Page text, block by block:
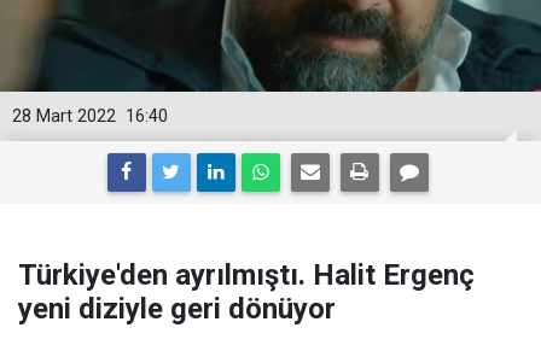
16:40
28 Mart 2022
Türkiye'den ayrılmıştı. Halit Ergenç
yeni diziyle geri dönüyor